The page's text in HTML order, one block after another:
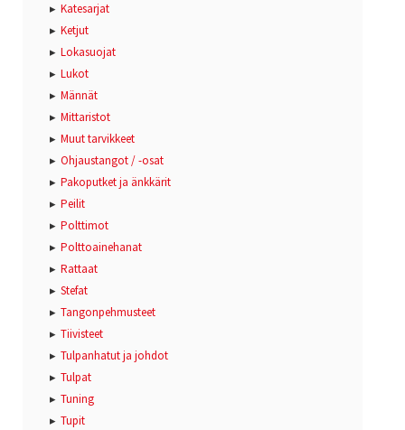
Katesarjat
Ketjut
Lokasuojat
Lukot
Männät
Mittaristot
Muut tarvikkeet
Ohjaustangot / -osat
Pakoputket ja änkkärit
Peilit
Polttimot
Polttoainehanat
Rattaat
Stefat
Tangonpehmusteet
Tiivisteet
Tulpanhatut ja johdot
Tulpat
Tuning
Tupit